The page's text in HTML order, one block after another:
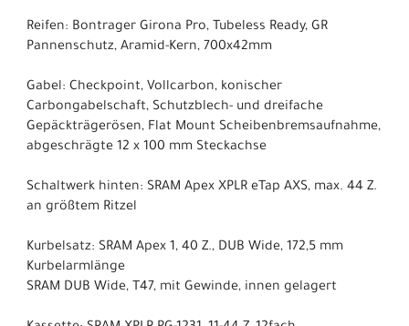
Reifen: Bontrager Girona Pro, Tubeless Ready, GR
Pannenschutz, Aramid-Kern, 700x42mm
Gabel: Checkpoint, Vollcarbon, konischer
Carbongabelschaft, Schutzblech- und dreifache
Gepäckträgerösen, Flat Mount Scheibenbremsaufnahme,
abgeschrägte 12 x 100 mm Steckachse
Schaltwerk hinten: SRAM Apex XPLR eTap AXS, max. 44 Z.
an größtem Ritzel
Kurbelsatz: SRAM Apex 1, 40 Z., DUB Wide, 172,5 mm
Kurbelarmlänge
SRAM DUB Wide, T47, mit Gewinde, innen gelagert